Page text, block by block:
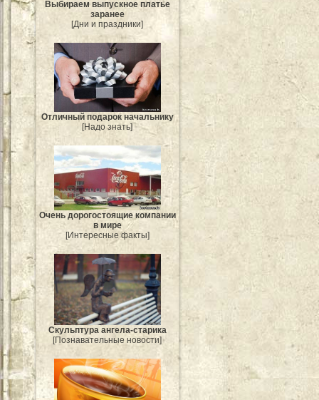
Выбираем выпускное платье
заранее
[Дни и праздники]
Отличный подарок начальнику
[Надо знать]
Очень дорогостоящие компании
в мире
[Интересные факты]
Скульптура ангела-старика
[Познавательные новости]